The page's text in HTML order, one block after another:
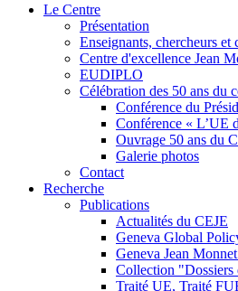
Le Centre
Présentation
Enseignants, chercheurs et
Centre d'excellence Jean
EUDIPLO
Célébration des 50 ans du
Conférence du
Conférence « L’UE
Ouvrage 50 ans du
Galerie photos
Contact
Recherche
Publications
Actualités du CEJE
Geneva Global
Geneva Jean
Collection "Dossiers
Traité UE, Traité